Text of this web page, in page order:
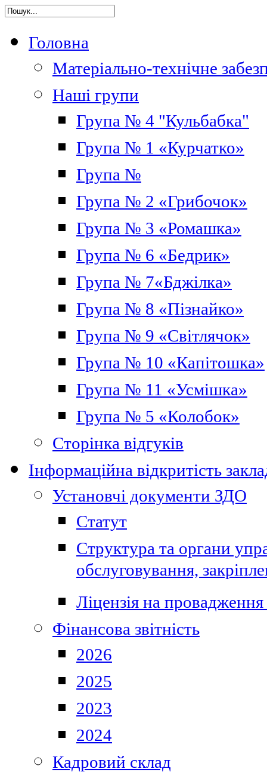
Головна
Матеріально-технічне
Наші групи
Група № 4 "Кульбабка"
Група № 1 «Курчатко»
Група №
Група № 2 «Грибочок»
Група № 3 «Ромашка»
Група № 6 «Бедрик»
Група № 7«Бджілка»
Група № 8 «Пізнайко»
Група № 9 «Світлячок»
Група № 10 «Капітошка»
Група № 11 «Усмішка»
Група № 5 «Колобок»
Сторінка відгуків
Інформаційна відкритість
Установчі документи ЗДО
Статут
Структура та органи
обслуговування,
Ліцензія на провадження
Фінансова звітність
2026
2025
2023
2024
Кадровий склад